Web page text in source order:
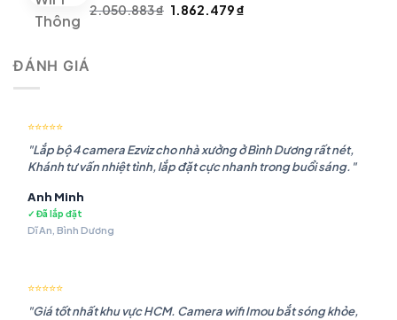
2.050.883₫ Giá
1.862.479₫
ĐÁNH GIÁ
⭐⭐⭐⭐⭐
"Lắp bộ 4 camera Ezviz cho nhà xưởng ở Bình Dương rất nét,
Khánh tư vấn nhiệt tình, lắp đặt cực nhanh trong buổi sáng."
Anh Minh
✓ Đã lắp đặt
Dĩ An, Bình Dương
⭐⭐⭐⭐⭐
"Giá tốt nhất khu vực HCM. Camera wifi Imou bắt sóng khỏe,